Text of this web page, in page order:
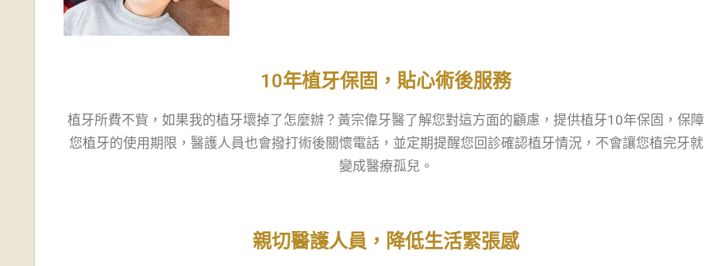
10年植牙保固，貼心術後服務
植牙所費不貲，如果我的植牙壞掉了怎麼辦？黃宗偉牙醫了解您對這方面的顧慮，提供植牙10年保固，保障
您植牙的使用期限，醫護人員也會撥打術後關懷電話，並定期提醒您回診確認植牙情況，不會讓您植完牙就
變成醫療孤兒。
親切醫護人員，降低生活緊張感